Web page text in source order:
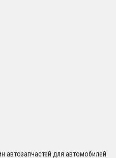
автозапчастей для автомобилей